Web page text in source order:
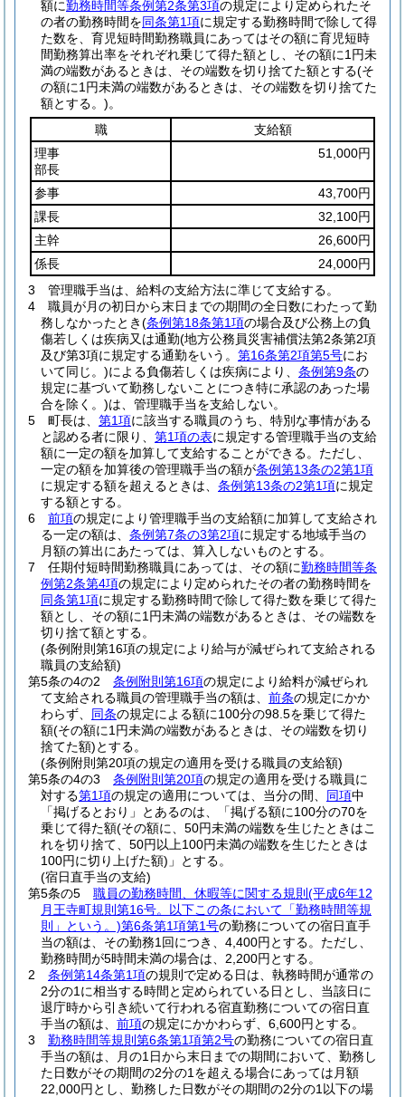
額に勤務時間等条例第2条第3項の規定により定められたそ
の者の勤務時間を同条第1項に規定する勤務時間で除して得
た数を、育児短時間勤務職員にあってはその額に育児短時
間勤務算出率をそれぞれ乗じて得た額とし、その額に1円未
満の端数があるときは、その端数を切り捨てた額とする(そ
の額に1円未満の端数があるときは、その端数を切り捨てた
額とする。)。
職
支給額
理事
部長
51,000円
参事
43,700円
課長
32,100円
主幹
26,600円
係長
24,000円
3
管理職手当は、給料の支給方法に準じて支給する。
4
職員が月の初日から末日までの期間の全日数にわたって勤
務しなかったとき(条例第18条第1項の場合及び公務上の負
傷若しくは疾病又は通勤(地方公務員災害補償法第2条第2項
及び第3項に規定する通勤をいう。 第16条第2項第5号にお
いて同じ。)による負傷若しくは疾病により、 条例第9条の
規定に基づいて勤務しないことにつき特に承認のあった場
合を除く。)は、管理職手当を支給しない。
5
町長は、 第1項に該当する職員のうち、特別な事情がある
と認める者に限り、 第1項の表に規定する管理職手当の支給
額に一定の額を加算して支給することができる。 ただし、
一定の額を加算後の管理職手当の額が条例第13条の2第1項
に規定する額を超えるときは、 条例第13条の2第1項に規定
する額とする。
6
前項の規定により管理職手当の支給額に加算して支給され
る一定の額は、 条例第7条の3第2項に規定する地域手当の
月額の算出にあたっては、算入しないものとする。
7
任期付短時間勤務職員にあっては、その額に勤務時間等条
例第2条第4項の規定により定められたその者の勤務時間を
同条第1項に規定する勤務時間で除して得た数を乗じて得た
額とし、その額に1円未満の端数があるときは、その端数を
切り捨て額とする。
(条例附則第16項の規定により給与が減ぜられて支給される
職員の支給額)
第5条の4の2
条例附則第16項の規定により給料が減ぜられ
て支給される職員の管理職手当の額は、 前条の規定にかか
わらず、 同条の規定による額に100分の98.5を乗じて得た
額(その額に1円未満の端数があるときは、その端数を切り
捨てた額)とする。
(条例附則第20項の規定の適用を受ける職員の支給額)
第5条の4の3
条例附則第20項の規定の適用を受ける職員に
対する第1項の規定の適用については、当分の間、 同項中
「掲げるとおり」とあるのは、「掲げる額に100分の70を
乗じて得た額(その額に、50円未満の端数を生じたときはこ
れを切り捨て、50円以上100円未満の端数を生じたときは
100円に切り上げた額) 」とする。
(宿日直手当の支給)
第5条の5
職員の勤務時間、休暇等に関する規則 (平成6年12
月王寺町規則第16号。以下この条において「勤務時間等規
則」という。)第6条第1項第1号の勤務についての宿日直手
当の額は、その勤務1回につき、4,400円とする。 ただし、
勤務時間が5時間未満の場合は、2,200円とする。
2
条例第14条第1項の規則で定める日は、執務時間が通常の
2分の1に相当する時間と定められている日とし、当該日に
退庁時から引き続いて行われる宿直勤務についての宿日直
手当の額は、 前項の規定にかかわらず、6,600円とする。
3
勤務時間等規則第6条第1項第2号の勤務についての宿日直
手当の額は、月の1日から末日までの期間において、勤務し
た日数がその期間の2分の1を超える場合にあっては月額
22,000円とし、勤務した日数がその期間の2分の1以下の場